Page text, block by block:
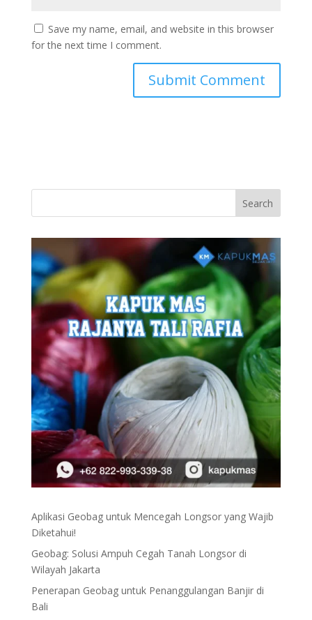
Save my name, email, and website in this browser
for the next time I comment.
Aplikasi Geobag untuk Mencegah Longsor yang Wajib
Diketahui!
Geobag: Solusi Ampuh Cegah Tanah Longsor di
Wilayah Jakarta
Penerapan Geobag untuk Penanggulangan Banjir di
Bali